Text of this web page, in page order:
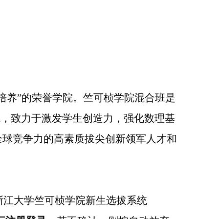
”的荣誉学院。竺可桢学院混合班是
，致力于激发学生创造力，强化数理基
竞争力的高素质拔尖创新领军人才和
大学竺可桢学院新生选拔系统